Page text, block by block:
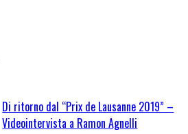
Di ritorno dal “Prix de Lausanne 2019” –
Videointervista a Ramon Agnelli